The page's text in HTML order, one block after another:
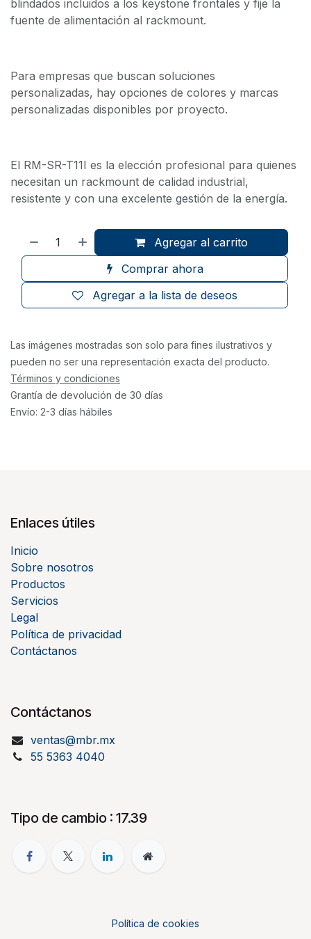
blindados incluidos a los keystone frontales y fije la
fuente de alimentación al rackmount.
Para empresas que buscan soluciones
personalizadas, hay opciones de colores y marcas
personalizadas disponibles por proyecto.
El RM-SR-T11I es la elección profesional para quienes
necesitan un rackmount de calidad industrial,
resistente y con una excelente gestión de la energía.
Agregar al carrito
Comprar ahora
Agregar a la lista de deseos
Las imágenes mostradas son solo para fines ilustrativos y
pueden no ser una representación exacta del producto.
Términos y condiciones
Grantía de devolución de 30 días
Envío: 2-3 días hábiles
Enlaces útiles
Inicio
Sobre nosotros
Productos
Servicios
Legal
Política de privacidad
Contáctanos
Contáctanos
ventas@mbr.mx
55 5363 4040
Tipo de cambio : 17.39
Política de cookies